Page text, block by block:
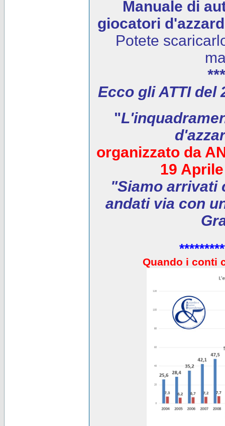
Manuale di
giocatori
Potete
Ecco gli ATTI del
"
organizzato da
19
"Siamo arrivati
andati via con
Quando i conti